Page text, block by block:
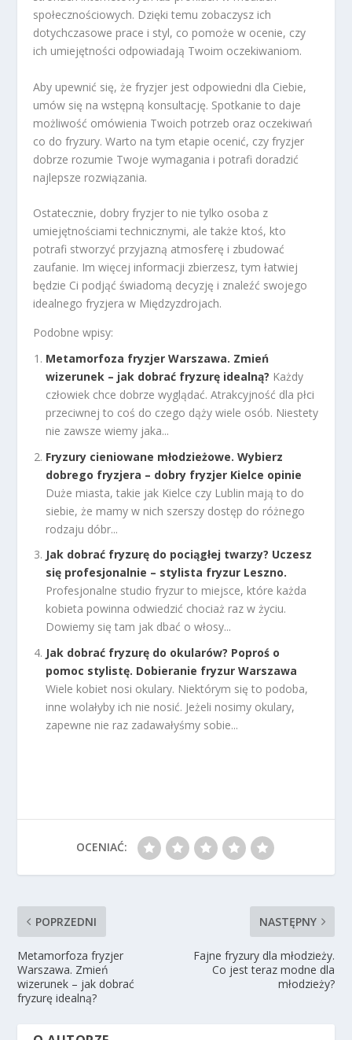
społecznościowych. Dzięki temu zobaczysz ich
dotychczasowe prace i styl, co pomoże w ocenie, czy
ich umiejętności odpowiadają Twoim oczekiwaniom.
Aby upewnić się, że fryzjer jest odpowiedni dla Ciebie,
umów się na wstępną konsultację. Spotkanie to daje
możliwość omówienia Twoich potrzeb oraz oczekiwań
co do fryzury. Warto na tym etapie ocenić, czy fryzjer
dobrze rozumie Twoje wymagania i potrafi doradzić
najlepsze rozwiązania.
Ostatecznie, dobry fryzjer to nie tylko osoba z
umiejętnościami technicznymi, ale także ktoś, kto
potrafi stworzyć przyjazną atmosferę i zbudować
zaufanie. Im więcej informacji zbierzesz, tym łatwiej
będzie Ci podjąć świadomą decyzję i znaleźć swojego
idealnego fryzjera w Międzyzdrojach.
Podobne wpisy:
Metamorfoza fryzjer Warszawa. Zmień
wizerunek – jak dobrać fryzurę idealną? Każdy
człowiek chce dobrze wyglądać. Atrakcyjność dla płci
przeciwnej to coś do czego dąży wiele osób. Niestety
nie zawsze wiemy jaka...
Fryzury cieniowane młodzieżowe. Wybierz
dobrego fryzjera – dobry fryzjer Kielce opinie
Duże miasta, takie jak Kielce czy Lublin mają to do
siebie, że mamy w nich szerszy dostęp do różnego
rodzaju dóbr...
Jak dobrać fryzurę do pociągłej twarzy? Uczesz
się profesjonalnie – stylista fryzur Leszno.
Profesjonalne studio fryzur to miejsce, które każda
kobieta powinna odwiedzić chociaż raz w życiu.
Dowiemy się tam jak dbać o włosy...
Jak dobrać fryzurę do okularów? Poproś o
pomoc stylistę. Dobieranie fryzur Warszawa
Wiele kobiet nosi okulary. Niektórym się to podoba,
inne wolałyby ich nie nosić. Jeżeli nosimy okulary,
zapewne nie raz zadawałyśmy sobie...
OCENIAĆ:
POPRZEDNI
Metamorfoza fryzjer
Warszawa. Zmień
wizerunek – jak dobrać
fryzurę idealną?
NASTĘPNY
Fajne fryzury dla młodzieży.
Co jest teraz modne dla
młodzieży?